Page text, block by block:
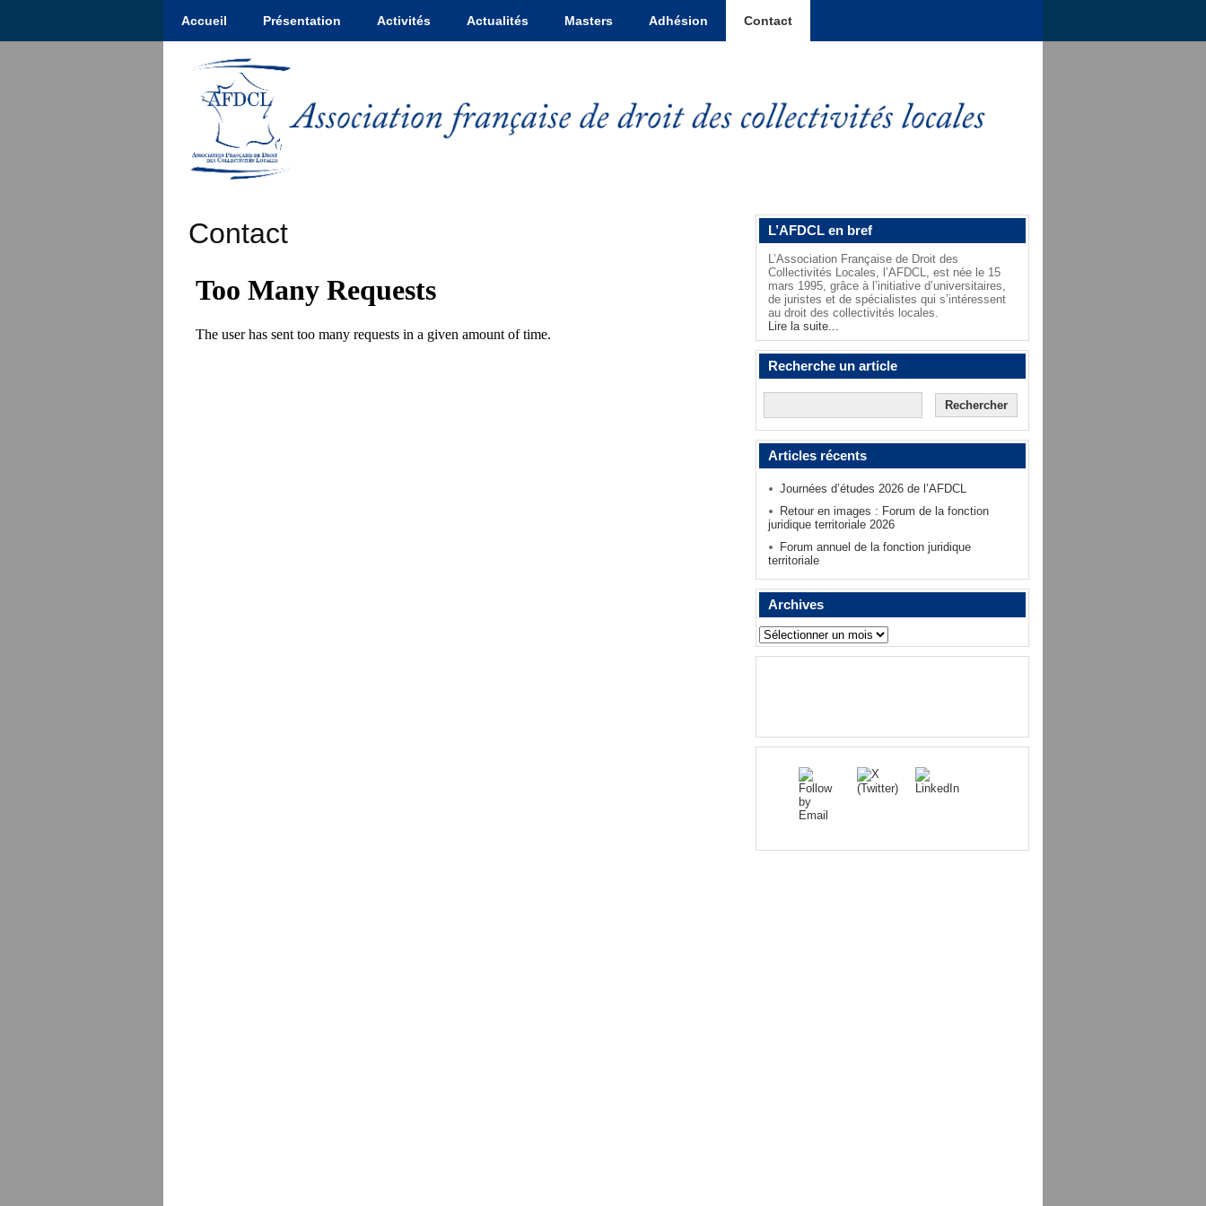
Accueil Présentation Activités Actualités Masters Adhésion Contact
Contact L’AFDCL en bref
L’Association Française de Droit des
Collectivités Locales, l’AFDCL, est née le 15
mars 1995, grâce à l’initiative d’universitaires,
de juristes et de spécialistes qui s’intéressent
au droit des collectivités locales.
Lire la suite...
Recherche un article
Articles récents
Journées d’études 2026 de l’AFDCL
Retour en images : Forum de la fonction
juridique territoriale 2026
Forum annuel de la fonction juridique
territoriale
Archives